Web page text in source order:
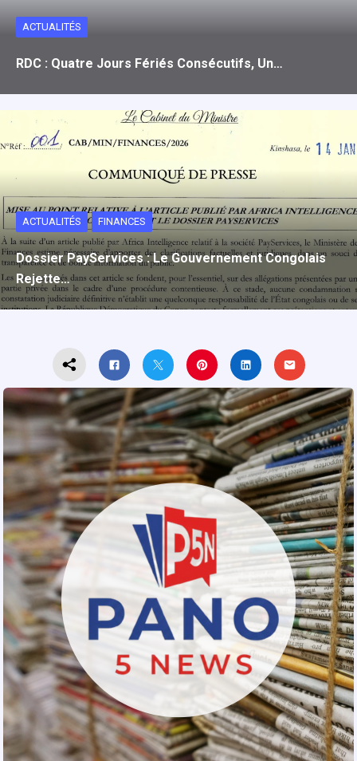
ACTUALITÉS
RDC : Quatre Jours Fériés Consécutifs, Un…
ACTUALITÉS FINANCES
Dossier PayServices : Le Gouvernement Congolais
Rejette…